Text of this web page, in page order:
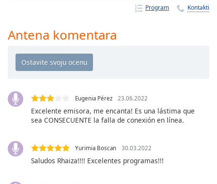
Rate
Chapters
Chapters
Descriptions
descriptions
,
Subtitles
Program Kontakti
Antena komentara
Eugenia Pérez 23.06.2022
Excelente emisora, me encanta! Es una lástima que
sea CONSECUENTE la falla de conexión en línea.
Yurimia Boscan 30.03.2022
Saludos Rhaiza!!!! Excelentes programas!!!